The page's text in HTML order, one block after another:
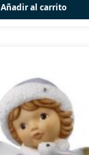
Añadir al carrito